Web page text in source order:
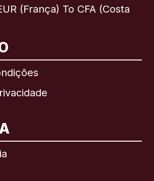
(França) To CFA (Costa